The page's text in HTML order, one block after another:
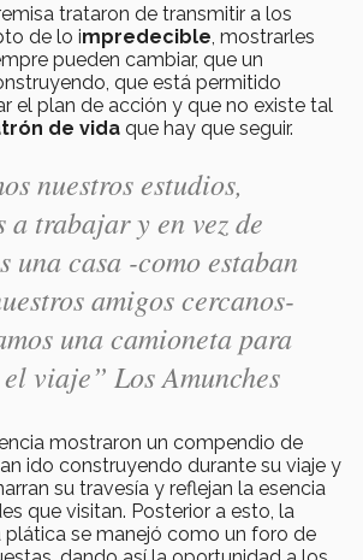
trataron de transmitir a los
de lo impredecible , mostrarles
pueden cambiar, que un
que está permitido
el plan de acción y que no existe tal
de vida que hay que seguir.
nuestros estudios,
a trabajar y en vez de
una casa -como estaban
amigos cercanos-
una camioneta para
viaje” Los Amunches
mostraron un compendio de
ido construyendo durante su viaje y
su travesía y reflejan la esencia
que visitan. Posterior a esto, la
se manejó como un foro de